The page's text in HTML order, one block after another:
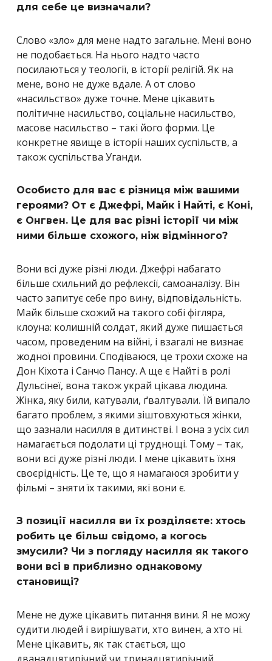
для себе це визначали?
Слово «зло» для мене надто загальне. Мені воно
не подобається. На нього надто часто
посилаються у теології, в історії релігій. Як на
мене, воно не дуже вдале. А от слово
«насильство» дуже точне. Мене цікавить
політичне насильство, соціальне насильство,
масове насильство – такі його форми. Це
конкретне явище в історії наших суспільств, а
також суспільства Уганди.
Особисто для вас є різниця між вашими
героями? От є Джефрі, Майк і Найті, є Коні,
є Онгвен. Це для вас різні історії чи між
ними більше схожого, ніж відмінного?
Вони всі дуже різні люди. Джефрі набагато
більше схильний до рефлексії, самоаналізу. Він
часто запитує себе про вину, відповідальність.
Майк більше схожий на такого собі фігляра,
клоуна: колишній солдат, який дуже пишається
часом, проведеним на війні, і взагалі не визнає
жодної провини. Сподіваюся, це трохи схоже на
Дон Кіхота і Санчо Пансу. А ще є Найті в ролі
Дульсінеї, вона також украй цікава людина.
Жінка, яку били, катували, ґвалтували. Їй випало
багато проблем, з якими зіштовхуються жінки,
що зазнали насилля в дитинстві. І вона з усіх сил
намагається подолати ці труднощі. Тому – так,
вони всі дуже різні люди. І мене цікавить їхня
своєрідність. Це те, що я намагаюся зробити у
фільмі – зняти їх такими, які вони є.
З позиції насилля ви їх розділяєте: хтось
робить це більш свідомо, а когось
змусили? Чи з погляду насилля як такого
вони всі в приблизно однаковому
становищі?
Мене не дуже цікавить питання вини. Я не можу
судити людей і вирішувати, хто винен, а хто ні.
Мене цікавить, як так стається, що